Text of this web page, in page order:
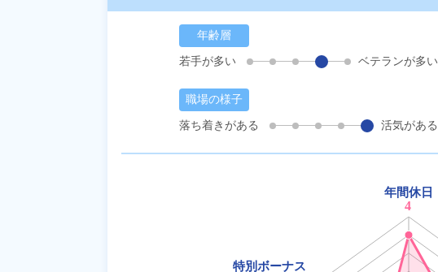
年齢層
若手が多い
ベテランが多い
職場の様子
落ち着きがある
活気がある